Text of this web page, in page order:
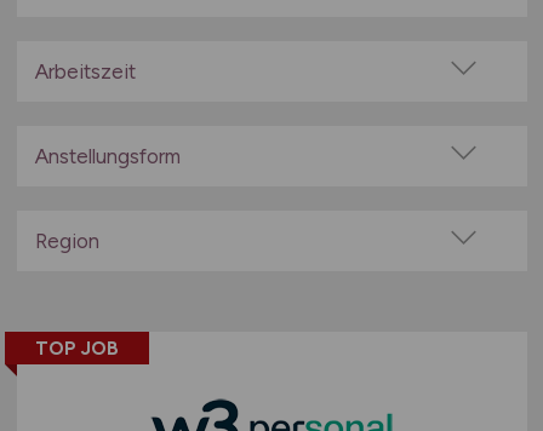
Home-Office möglich / Hybrid
Remote aus dem Ausland möglich
Arbeitszeit
Teilzeit
Anstellungsform
befristete Anstellung
Projektarbeit / Freelancer
geringfügige Beschäftigung / Minijob
Region
Berlin
TOP JOB